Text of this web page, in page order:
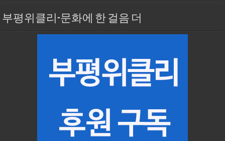
부평위클리-문화에 한 걸음 더